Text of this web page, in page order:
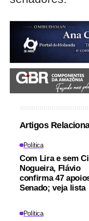
Artigos
Política
Com Lira e sem
Nogueira, Flávio
confirma 47
Senado; veja lista
Política